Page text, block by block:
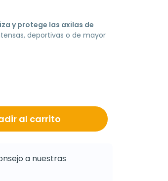
y protege las axilas de
deportivas o de mayor
al carrito
a nuestras